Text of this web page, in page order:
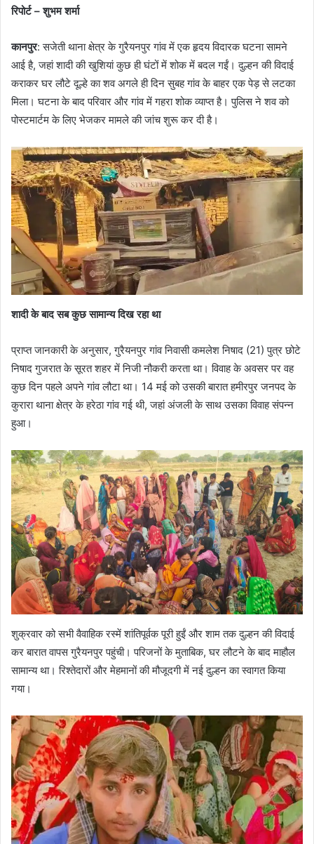
रिपोर्ट – शुभम शर्मा
कानपुर: सजेती थाना क्षेत्र के गुरैयनपुर गांव में एक हृदय विदारक घटना सामने
आई है, जहां शादी की खुशियां कुछ ही घंटों में शोक में बदल गईं। दुल्हन की विदाई
कराकर घर लौटे दूल्हे का शव अगले ही दिन सुबह गांव के बाहर एक पेड़ से लटका
मिला। घटना के बाद परिवार और गांव में गहरा शोक व्याप्त है। पुलिस ने शव को
पोस्टमार्टम के लिए भेजकर मामले की जांच शुरू कर दी है।
शादी के बाद सब कुछ सामान्य दिख रहा था
प्राप्त जानकारी के अनुसार, गुरैयनपुर गांव निवासी कमलेश निषाद (21) पुत्र छोटे
निषाद गुजरात के सूरत शहर में निजी नौकरी करता था। विवाह के अवसर पर वह
कुछ दिन पहले अपने गांव लौटा था। 14 मई को उसकी बारात हमीरपुर जनपद के
कुरारा थाना क्षेत्र के हरेठा गांव गई थी, जहां अंजली के साथ उसका विवाह संपन्न
हुआ।
शुक्रवार को सभी वैवाहिक रस्में शांतिपूर्वक पूरी हुईं और शाम तक दुल्हन की विदाई
कर बारात वापस गुरैयनपुर पहुंची। परिजनों के मुताबिक, घर लौटने के बाद माहौल
सामान्य था। रिश्तेदारों और मेहमानों की मौजूदगी में नई दुल्हन का स्वागत किया
गया।